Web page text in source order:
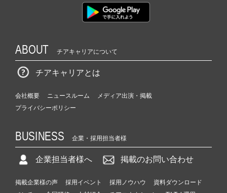
ABOUT チアキャリアについて
チアキャリアとは
会社概要 ニュースルーム
メディア出演・掲載
プライバシーポリシー
BUSINESS 企業・採用担当者様
企業担当者様へ 掲載のお問い合わせ
掲載企業様の声 採用イベント 採用ノウハウ
資料ダウンロード